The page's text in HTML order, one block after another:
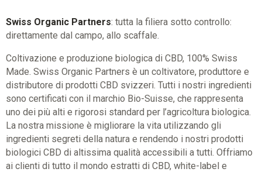
Swiss Organic Partners: tutta la filiera sotto controllo:
direttamente dal campo, allo scaffale.
Coltivazione e produzione biologica di CBD, 100% Swiss
Made. Swiss Organic Partners è un coltivatore, produttore e
distributore di prodotti CBD svizzeri. Tutti i nostri ingredienti
sono certificati con il marchio Bio-Suisse, che rappresenta
uno dei più alti e rigorosi standard per l’agricoltura biologica.
La nostra missione è migliorare la vita utilizzando gli
ingredienti segreti della natura e rendendo i nostri prodotti
biologici CBD di altissima qualità accessibili a tutti. Offriamo
ai clienti di tutto il mondo estratti di CBD, white-label e